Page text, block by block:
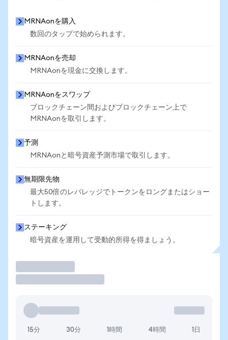
MRNAonを購入
数回のタップで始められます。
MRNAonを売却
MRNAonを現金に交換します。
MRNAonをスワップ
ブロックチェーン間およびブロックチェーン上で
MRNAonを取引します。
予測
MRNAonと暗号資産予測市場で取引します。
無期限先物
最大50倍のレバレッジでトークンをロングまたはショー
トします。
ステーキング
暗号資産を運用して受動的所得を得ましょう。
15分 30分 1時間 4時間 1日